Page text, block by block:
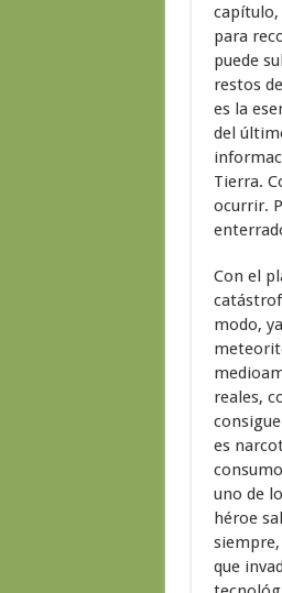
capítulo,
para
puede
restos
es la
del
Tierra.
ocurrir.
Con el
modo,
reales,
es
uno de
héroe
que